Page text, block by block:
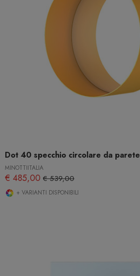
Dot 40 specchio circolare da parete
MINOTTIITALIA
€ 485,00 € 539,00
+ VARIANTI DISPONIBILI